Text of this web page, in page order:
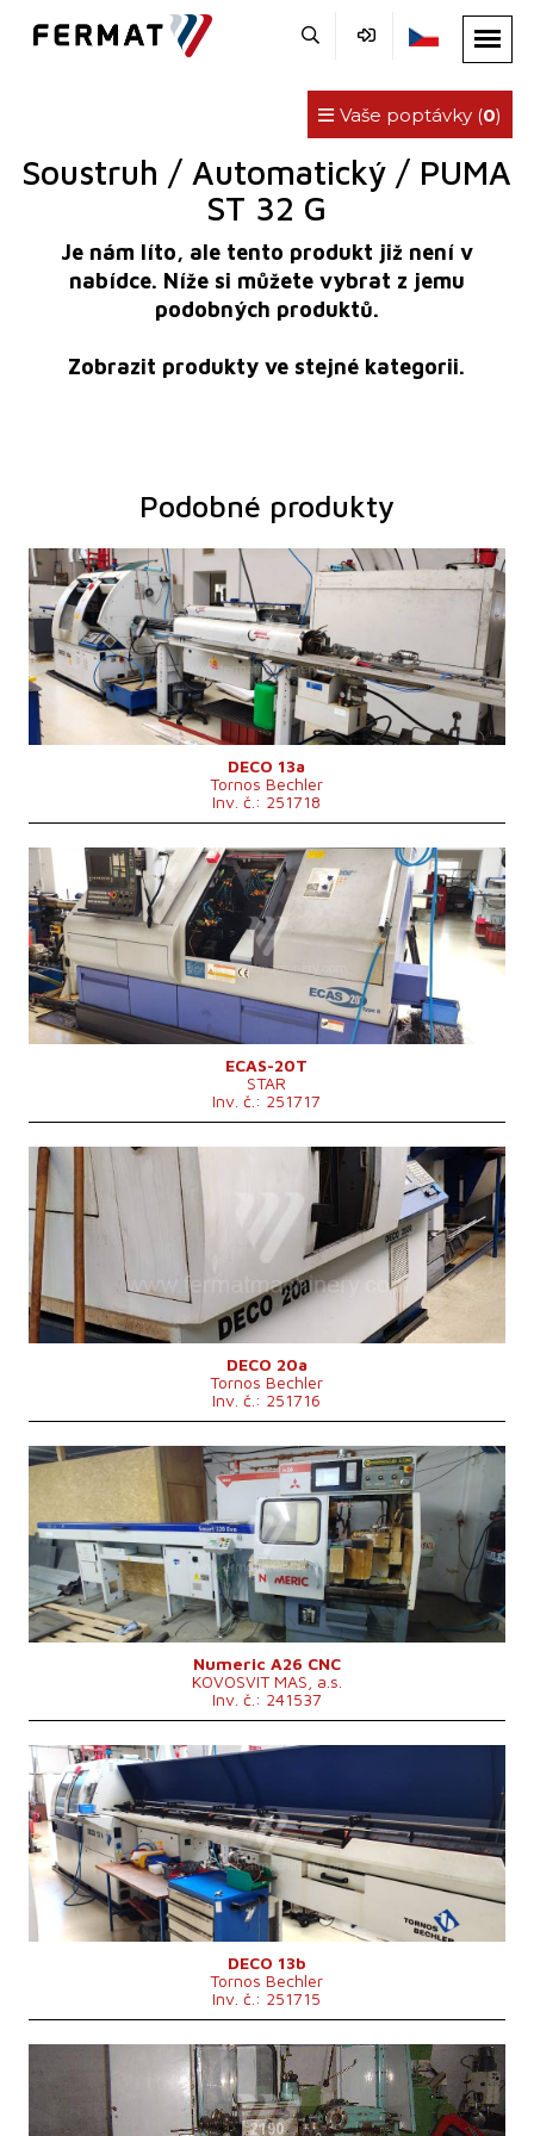
Vaše poptávky (0)
Soustruh / Automatický / PUMA
ST 32 G
Je nám líto, ale tento produkt již není v
nabídce. Níže si můžete vybrat z jemu
podobných produktů.
Zobrazit produkty ve stejné kategorii.
Podobné produkty
Rok výroby:
2008
Max. délka obrobku
184 mm
Oběžný průměr nad ložemmm
Řídící systém
ne
DECO 13a
Tornos Bechler
Inv. č.: 251718
Rok výroby:
2008
Max. délka obrobku
mm
Oběžný průměr nad ložemmm
Hmotnost stroje
4850 kg
Řídící systém
ano
Řídící systém Siemens
Rozměry d x š x v
2588x1150x1765 mm
Otáčky vřetene
0 - 10000 /min.
ECAS-20T
STAR
Inv. č.: 251717
Rok výroby:
Max. délka obrobku
Oběžný průměr nad ložem
Řídící systém
Řídící systém Fanuc
Rozměry d x š x v
2270x1650x2200(2500) mm
Hmotnost stroje
3500 kg
DECO 20a
Tornos Bechler
Inv. č.: 251716
Rok výroby:
0
Max. délka obrobku
3000 mm
Oběžný průměr nad ložem22 mm
Řídící systém
ano
Řídící systém Mitsubishi
Hmotnost stroje
1850 kg
Rozměry d x š x v
2370x1105x1890 mm
Otáčky vřetene
50 - 7000 /min.
Numeric A26 CNC
KOVOSVIT MAS, a.s.
Inv. č.: 241537
Rok výroby:
Max. délka obrobku
Oběžný průměr nad ložemmm
Hmotnost stroje
3000 kg
Rozměry d x š x v
1100× 7270 × 1950 mm
Řídící systém
ne
DECO 13b
Tornos Bechler
Inv. č.: 251715
Max. průměr tyčového materiálu18/22 mm
Točná délka
350 mm
Rozměry d x š x v
1840x880x1766 mm